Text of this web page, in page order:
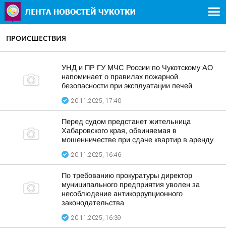
ПРОИСШЕСТВИЯ
УНД и ПР ГУ МЧС России по Чукотскому АО
напоминает о правилах пожарной
безопасности при эксплуатации печей
20.11.2025, 17:40
Перед судом предстанет жительница
Хабаровского края, обвиняемая в
мошенничестве при сдаче квартир в аренду
20.11.2025, 16:46
По требованию прокуратуры директор
муниципального предприятия уволен за
несоблюдение антикоррупционного
законодательства
20.11.2025, 16:39